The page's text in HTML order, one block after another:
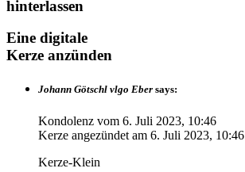
hinterlassen
Eine digitale
Kerze anzünden
Johann Götschl vlgo Eber says:
Kondolenz vom 6. Juli 2023, 10:46
Kerze angezündet am 6. Juli 2023, 10:46
Kerze-Klein